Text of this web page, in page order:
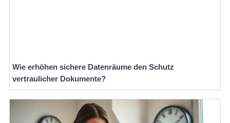
Wie erhöhen sichere Datenräume den Schutz
vertraulicher Dokumente?